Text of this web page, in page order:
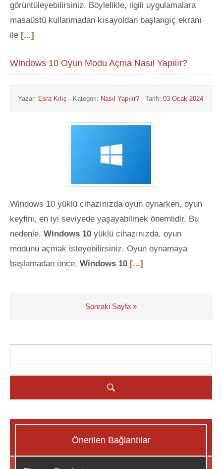
görüntüleyebilirsiniz. Böylelikle, ilgili uygulamalara
masaüstü kullanmadan kısayoldan başlangıç ekranı
ile [...]
Windows 10 Oyun Modu Açma Nasıl Yapılır?
Yazar: Esra Kılıç - Kategori: Nasıl Yapılır? - Tarih: 03 Ocak 2024
Windows 10 yüklü cihazınızda oyun oynarken, oyun
keyfini, en iyi seviyede yaşayabilmek önemlidir. Bu
nedenle, Windows 10 yüklü cihazınızda, oyun
modunu açmak isteyebilirsiniz. Oyun oynamaya
başlamadan önce, Windows 10 [...]
Sonraki Sayfa »
Önerilen Bağlantılar